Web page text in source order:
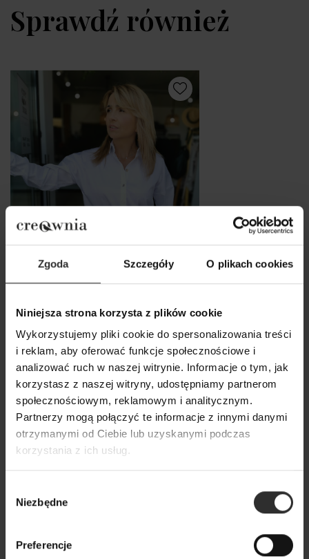
Zgoda Szczegóły O plikach cookies
Niniejsza strona korzysta z plików cookie
Wykorzystujemy pliki cookie do spersonalizowania treści
i reklam, aby oferować funkcje społecznościowe i
analizować ruch w naszej witrynie. Informacje o tym, jak
korzystasz z naszej witryny, udostępniamy partnerom
społecznościowym, reklamowym i analitycznym.
Partnerzy mogą połączyć te informacje z innymi danymi
otrzymanymi od Ciebie lub uzyskanymi podczas
korzystania z ich usług.
zgody
Niezbędne
Preferencje
Sprawdź również
Elastyczna Koszula Bawełniana
biała zapinana na guziki Galea
White
239,00 zł
Popularne produkty
Wszystkie produkty